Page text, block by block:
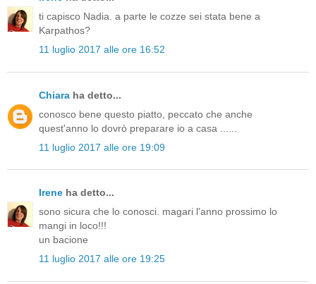
ti capisco Nadia. a parte le cozze sei stata bene a
Karpathos?
11 luglio 2017 alle ore 16:52
Chiara ha detto...
conosco bene questo piatto, peccato che anche
quest'anno lo dovrò preparare io a casa ......
11 luglio 2017 alle ore 19:09
Irene ha detto...
sono sicura che lo conosci. magari l'anno prossimo lo
mangi in loco!!!
un bacione
11 luglio 2017 alle ore 19:25